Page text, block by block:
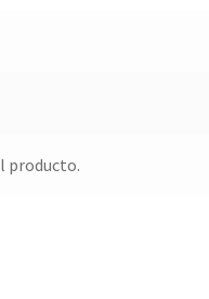
producto.